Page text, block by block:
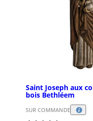
Saint Joseph aux
bois Bethléem
SUR COMMANDE